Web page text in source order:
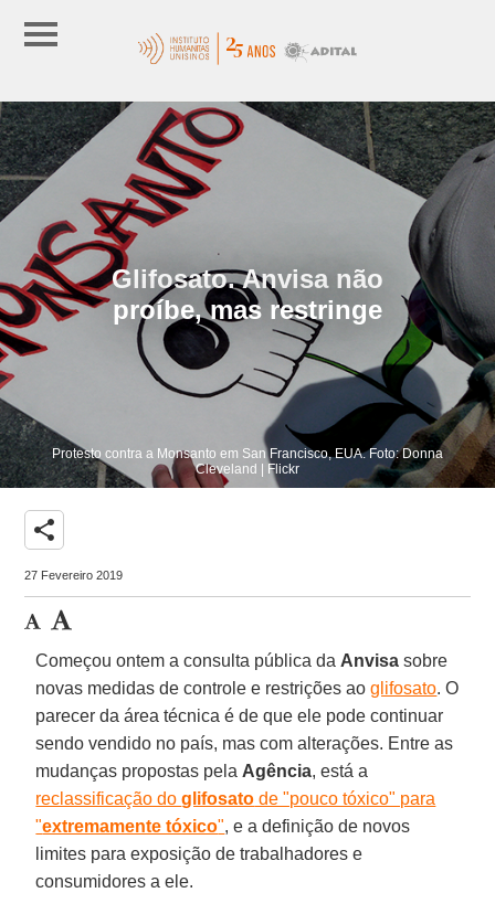
Glifosato. Anvisa não
proíbe, mas restringe
Protesto contra a Monsanto em San Francisco, EUA. Foto: Donna
Cleveland | Flickr
share
27 Fevereiro 2019
Começou ontem a consulta pública da Anvisa sobre
novas medidas de controle e restrições aoglifosato. O
parecer da área técnica é de que ele pode continuar
sendo vendido no país, mas com alterações. Entre as
mudanças propostas pela Agência, está a
reclassificação doglifosato de "pouco tóxico" para
"extremamente tóxico", e a definição de novos
limites para exposição de trabalhadores e
consumidores a ele.